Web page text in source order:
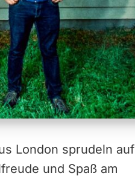
London sprudeln auf
und Spaß am